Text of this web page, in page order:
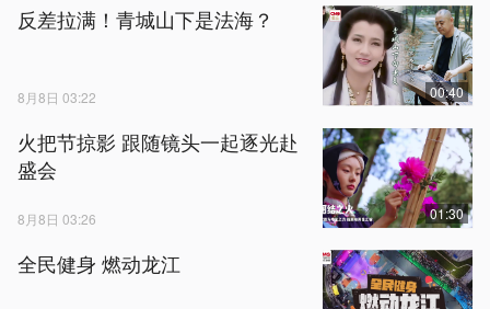
反差拉满！青城山下是法海？
8月8日 03:22 00:40
火把节掠影 跟随镜头一起逐光赴
盛会
8月8日 03:26 01:30
全民健身 燃动龙江